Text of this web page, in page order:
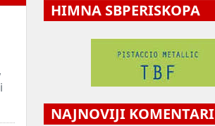
HIMNA SBPERISKOPA
NAJNOVIJI KOMENTARI